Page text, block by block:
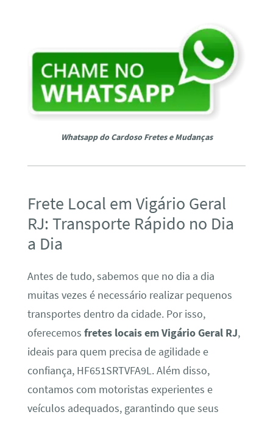
Whatsapp do Cardoso Fretes e Mudanças
Frete Local em Vigário Geral
RJ: Transporte Rápido no Dia
a Dia
Antes de tudo, sabemos que no dia a dia
muitas vezes é necessário realizar pequenos
transportes dentro da cidade. Por isso,
oferecemos fretes locais em Vigário Geral RJ,
ideais para quem precisa de agilidade e
confiança, HF651SRTVFA9L. Além disso,
contamos com motoristas experientes e
veículos adequados, garantindo que seus